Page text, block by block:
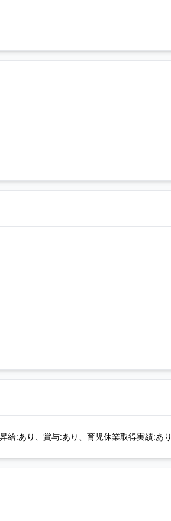
:あり、賞与:あり、育児休業取得実績:あり